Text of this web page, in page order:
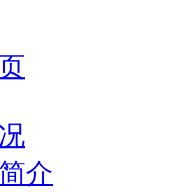
介